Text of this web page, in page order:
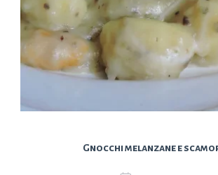
Gnocchi melanzane e